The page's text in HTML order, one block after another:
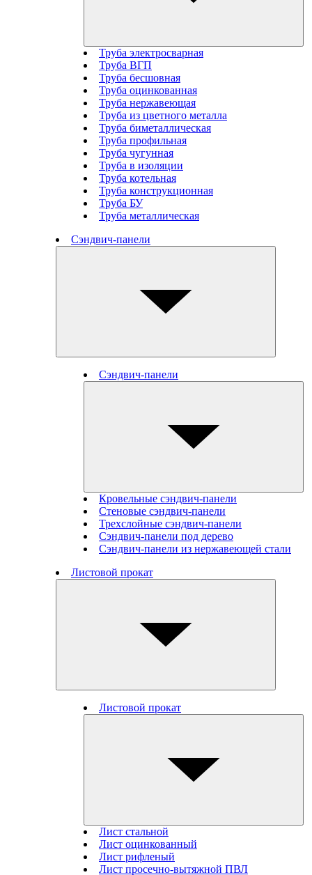
Труба электросварная
Труба ВГП
Труба бесшовная
Труба оцинкованная
Труба нержавеющая
Труба из цветного металла
Труба биметаллическая
Труба профильная
Труба чугунная
Труба в изоляции
Труба котельная
Труба конструкционная
Труба БУ
Труба металлическая
Сэндвич-панели
Сэндвич-панели
Кровельные сэндвич-панели
Стеновые cэндвич-панели
Трехслойные сэндвич-панели
Сэндвич-панели под дерево
Сэндвич-панели из нержавеющей стали
Листовой прокат
Листовой прокат
Лист стальной
Лист оцинкованный
Лист рифленый
Лист просечно-вытяжной ПВЛ